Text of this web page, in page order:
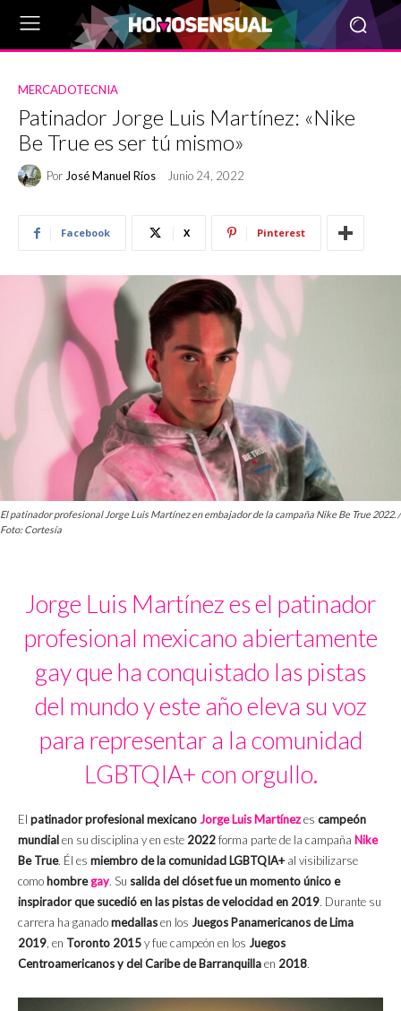
MERCADOTECNIA
Patinador Jorge Luis Martínez: «Nike
Be True es ser tú mismo»
Por José Manuel Ríos Junio 24, 2022
Facebook X Pinterest
El patinador profesional Jorge Luis Martínez en embajador de la campaña Nike Be True 2022. /
Foto: Cortesía
Jorge Luis Martínez es el patinador
profesional mexicano abiertamente
gay que ha conquistado las pistas
del mundo y este año eleva su voz
para representar a la comunidad
LGBTQIA+ con orgullo.
El patinador profesional mexicanoJorge Luis Martínezes campeón
mundialen su disciplina y en este 2022forma parte de la campaña Nike
Be True. Él es miembro de la comunidad LGBTQIA+al visibilizarse
como hombregay. Su salida del clóset fue un momento único e
inspirador que sucedió en las pistas de velocidad en 2019. Durante su
carrera ha ganadomedallasen los Juegos Panamericanos de Lima
2019, en Toronto 2015y fue campeón en los Juegos
Centroamericanos y del Caribe de Barranquillaen 2018.